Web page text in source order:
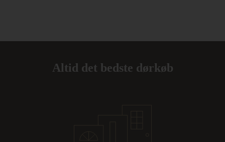
Altid det bedste dørkøb